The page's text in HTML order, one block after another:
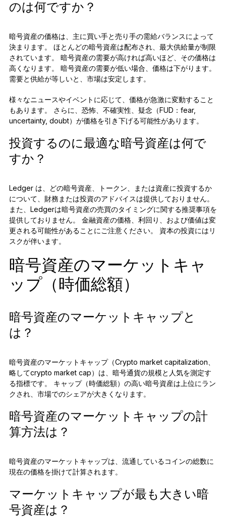
のは何ですか？
暗号資産の価格は、主に買い手と売り手の需給バランスによって
決まります。 ほとんどの暗号資産は配布され、最大供給量が制限
されています。 暗号資産の需要が高ければ高いほど、その価格は
高くなります。 暗号資産の需要が低い場合、価格は下がります。
需要と供給が等しいと、市場は安定します。
様々なニュースやイベントに応じて、価格が急激に変動すること
もあります。 さらに、恐怖、不確実性、疑念（FUD：fear,
uncertainty, doubt）が価格を引き下げる可能性があります。
投資するのに最適な暗号資産は何で
すか？
Ledger は、どの暗号資産、トークン、または資産に投資するか
について、財務または投資のアドバイスは提供しておりません。
また、Ledgerは暗号資産の売買のタイミングに関する推奨事項を
提供しておりません。 金融資産の価格、利回り、および価値は変
更される可能性があることにご注意ください。 資本の投資にはリ
スクが伴います。
暗号資産のマーケットキャ
ップ（時価総額）
暗号資産のマーケットキャップと
は？
暗号資産のマーケットキャップ（Crypto market capitalization、
略してcrypto market cap）は、暗号通貨の規模と人気を測定す
る指標です。 キャップ（時価総額）の高い暗号資産は上位にラン
クされ、市場でのシェアが大きくなります。
暗号資産のマーケットキャップの計
算方法は？
暗号資産のマーケットキャップは、流通しているコインの総数に
現在の価格を掛けて計算されます。
マーケットキャップが最も大きい暗
号資産は？